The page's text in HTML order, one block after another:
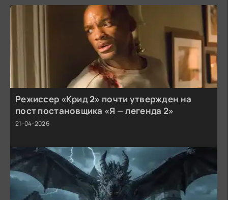
Режиссер «Крид 2» почти утвержден на
пост постановщика «Я — легенда 2»
21-04-2026